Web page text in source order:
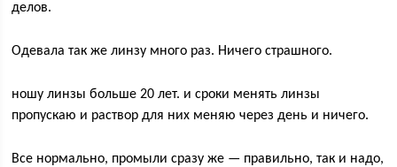
делов.
Одевала так же линзу много раз. Ничего страшного.
ношу линзы больше 20 лет. и сроки менять линзы
пропускаю и раствор для них меняю через день и ничего.
Все нормально, промыли сразу же — правильно, так и надо,